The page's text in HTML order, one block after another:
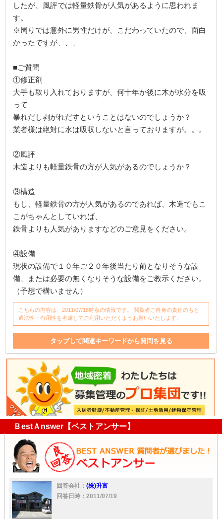
したが、風評では軽量鉄骨が人気があるように思われま
す。
※周りでは意外に男性だけが、こだわっていたので、面白
かったですが、、、
■ご質問
①修正剤
大手も取り入れておりますが、何十年か後に木が水分を吸
って
暴れだし剥がれだすということはないのでしょうか？
業者様は絶対に水は吸収しないと言っておりますが。。。
②風評
木造よりも軽量鉄骨の方が人気があるのでしょうか？
③構造
もし、軽量鉄骨の方が人気があるのであれば、木造でもこ
こがちゃんとしていれば、
鉄骨よりも人気がありますなどのご意見をください。
④設備
現状の設備で１０年ご２０年後当たり前となりそうな設
備、または必要の無くなりそうな設備をご教示ください。
（予想で構いません）
こちらの内容は、2011/07/18時点の情報です。 閲覧者ご自身の責任のもと
適法性・有用性を考慮してご利用いただくようお願いいたします。
タップして関連キーワードから質問を見る
メンテナンス 設備 アパート オーナー
ＢestＡnswer【ベストアンサー】
回答会社： (株)升富
回答日時：2011/07/19